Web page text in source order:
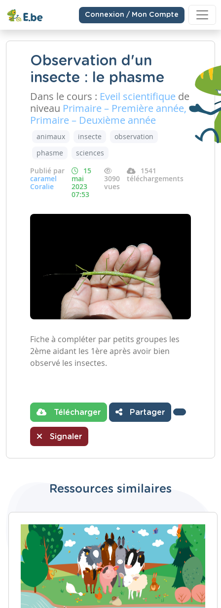
Connexion / Mon Compte
Observation d'un
insecte : le phasme
Dans le cours : Eveil scientifique de
niveau Primaire – Première année,
Primaire – Deuxième année
animaux insecte
observation
phasme
sciences
Publié par
caramel
Coralie
15
mai
2023
07:53
3090
vues
1541
téléchargements
Fiche à compléter par petits groupes les
2ème aidant les 1ère après avoir bien
observé les insectes.
Télécharger Partager
Signaler
Ressources similaires